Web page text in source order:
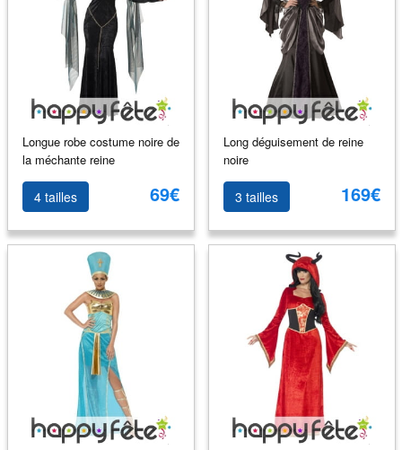
Longue robe costume noire de
la méchante reine
4 tailles 69€
Long déguisement de reine
noire
3 tailles 169€